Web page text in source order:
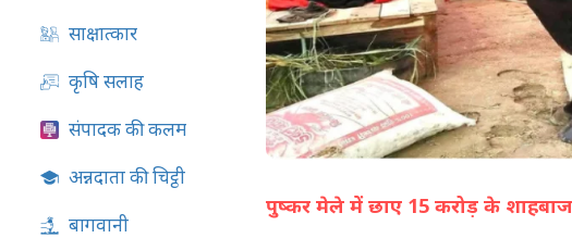
साक्षात्कार
कृषि सलाह
संपादक की कलम
अन्नदाता की चिट्ठी
बागवानी
पुष्कर मेले में छाए 15 करोड़ के